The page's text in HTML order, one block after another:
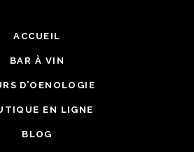
ACCUEIL
BAR À VIN
D’OENOLOGIE
EN LIGNE
BLOG